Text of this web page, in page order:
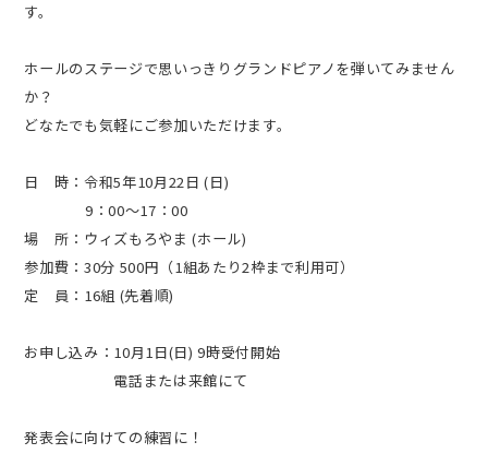
す。
ホールのステージで思いっきりグランドピアノを弾いてみません
か？
どなたでも気軽にご参加いただけます。
日 時：令和5年10月22日 (日)
9：00～17：00
場 所：ウィズもろやま (ホール)
参加費：30分 500円（1組あたり2枠まで利用可）
定 員：16組 (先着順)
お申し込み：10月1日(日) 9時受付開始
電話または来館にて
発表会に向けての練習に！